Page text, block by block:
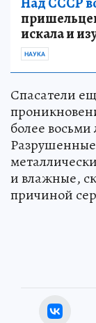
искала и
НАУКА
Спасатели
более
и влажные,
причиной